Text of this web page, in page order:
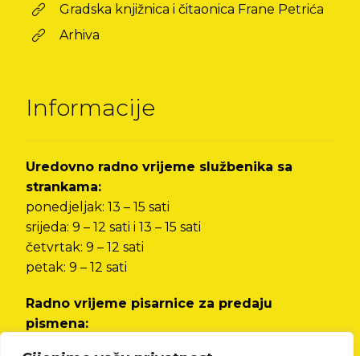
Gradska knjižnica i čitaonica Frane Petrića
Arhiva
Informacije
Uredovno radno vrijeme službenika sa
strankama:
ponedjeljak: 13 – 15 sati
srijeda: 9 – 12 sati i 13 – 15 sati
četvrtak: 9 – 12 sati
petak: 9 – 12 sati
Radno vrijeme pisarnice za predaju
pismena: